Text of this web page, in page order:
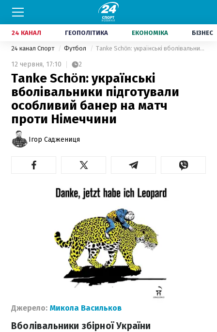
24 КАНАЛ ГЕОПОЛІТИКА ЕКОНОМІКА БІЗНЕС
24 канал Спорт Футбол Tanke Schön: українські вболівальники підготували особливий банер на матч проти Німеччини
12 червня, 17:10 2
Tanke Schön: українські
вболівальники підготували
особливий банер на матч
проти Німеччини
Ігор Саджениця
Джерело: Микола Васильков
Вболівальники збірної України